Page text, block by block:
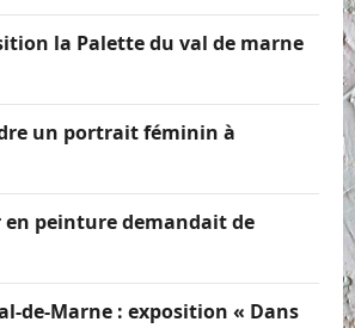
la Palette du val de marne
un portrait féminin à
en peinture demandait de
de-Marne : exposition « Dans